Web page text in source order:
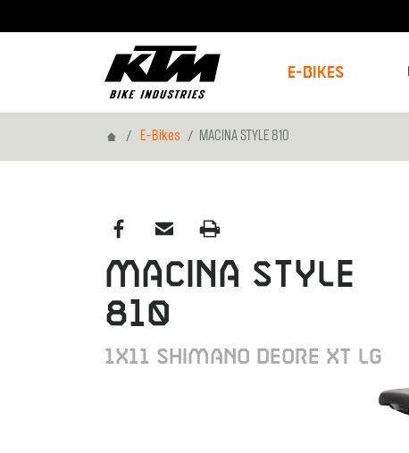
E-Bikes
HomeE-Bikes MACINA STYLE 810
MACINA STYLE
810
1X11 SHIMANO DEORE XT LG